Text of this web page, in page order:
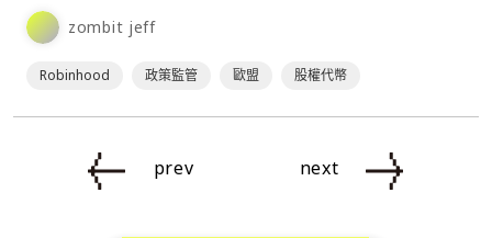
zombit jeff
Robinhood 政策監管 歐盟 股權代幣
prev next